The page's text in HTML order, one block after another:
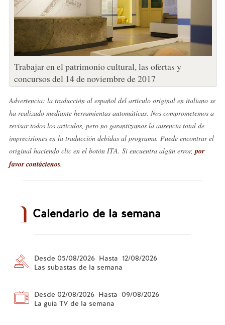
Trabajar en el patrimonio cultural, las ofertas y
concursos del 14 de noviembre de 2017
Advertencia: la traducción al español del artículo original en italiano se
ha realizado mediante herramientas automáticas. Nos comprometemos a
revisar todos los artículos, pero no garantizamos la ausencia total de
imprecisiones en la traducción debidas al programa. Puede encontrar el
original haciendo clic en el botón ITA. Si encuentra algún error, por
favor contáctenos.
Calendario de la semana
Desde 05/08/2026 Hasta 12/08/2026
Las subastas de la semana
Desde 02/08/2026 Hasta 09/08/2026
La guía TV de la semana